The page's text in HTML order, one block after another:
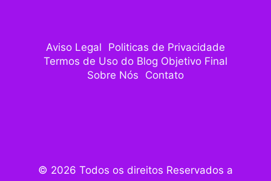
Aviso Legal
Politicas de Privacidade
Termos de Uso do Blog Objetivo Final
Sobre Nós
Contato
© 2026 Todos os direitos Reservados a